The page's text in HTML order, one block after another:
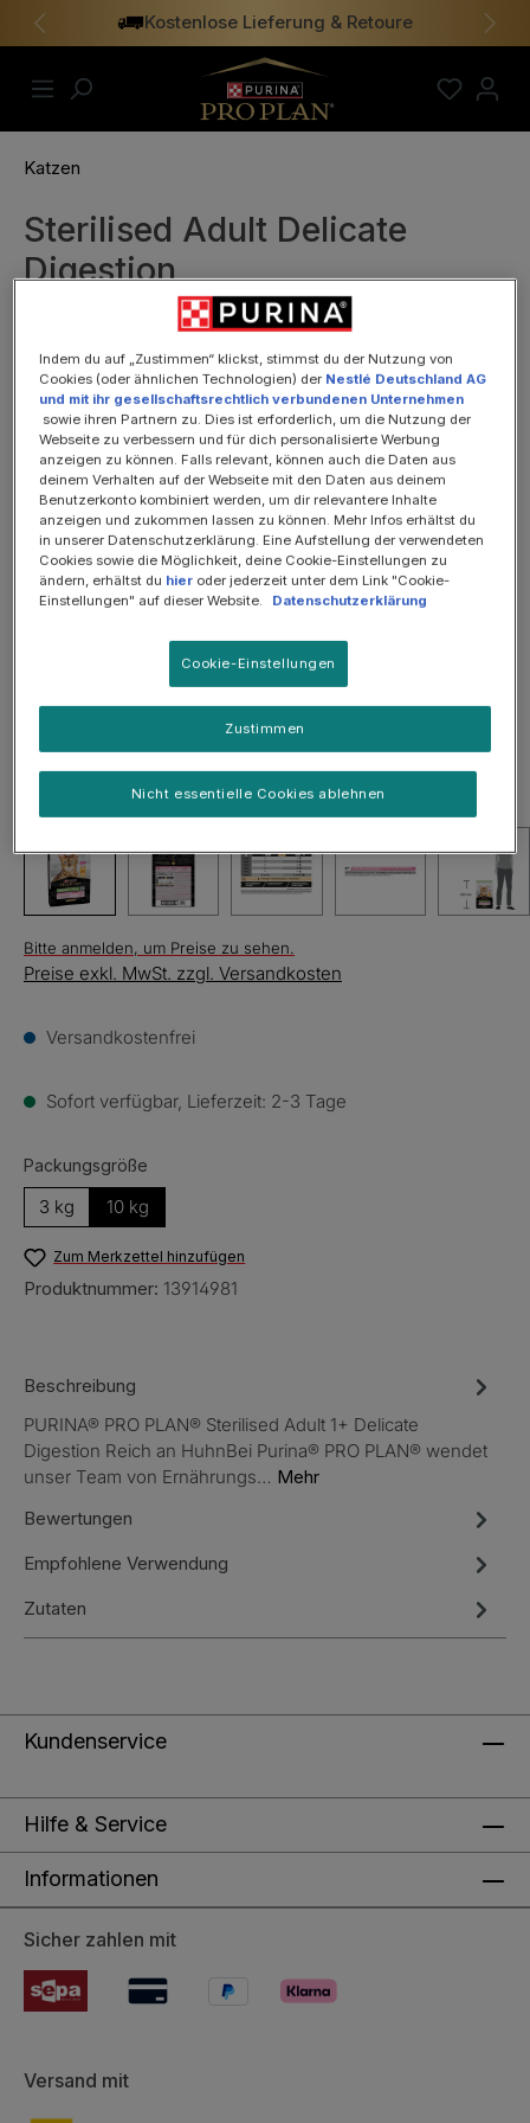
springen Kostenlose Lieferung & Retoure
Vorheriges
Katzen
Sterilised Adult Delicate
Digestion,
Katzentrockenfutter bei
empfindlicher Verdauung,
10kg
Bildergalerie überspringen
Bitte anmelden, um Preise zu sehen.
Preise exkl. MwSt. zzgl. Versandkosten
Versandkostenfrei
Sofort verfügbar, Lieferzeit: 2-3 Tage
Packungsgröße
3 kg 10 kg
Zum Merkzettel hinzufügen
Produktnummer: 13914981
Beschreibung
PURINA® PRO PLAN® Sterilised Adult 1+ Delicate
Digestion Reich an HuhnBei Purina® PRO PLAN® wendet
unser Team von Ernährungs… Mehr
Bewertungen
Empfohlene Verwendung
Zutaten
Kundenservice
Hilfe & Service
Informationen
Sicher zahlen mit
Versand mit
Indem du auf „Zustimmen“ klickst, stimmst du der Nutzung von
Cookies (oder ähnlichen Technologien) der Nestlé Deutschland AG
und mit ihr gesellschaftsrechtlich verbundenen Unternehmen
sowie ihren Partnern zu. Dies ist erforderlich, um die Nutzung der
Webseite zu verbessern und für dich personalisierte Werbung
anzeigen zu können. Falls relevant, können auch die Daten aus
deinem Verhalten auf der Webseite mit den Daten aus deinem
Benutzerkonto kombiniert werden, um dir relevantere Inhalte
anzeigen und zukommen lassen zu können. Mehr Infos erhältst du
in unserer Datenschutzerklärung. Eine Aufstellung der verwendeten
Cookies sowie die Möglichkeit, deine Cookie-Einstellungen zu
ändern, erhältst du hier oder jederzeit unter dem Link "Cookie-
Einstellungen" auf dieser Website.
Datenschutzerklärung
Cookie-Einstellungen
Nicht essentielle Cookies ablehnen
Zustimmen